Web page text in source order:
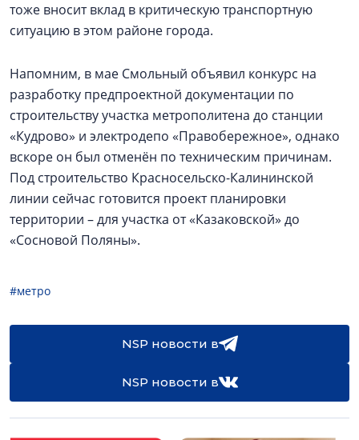
тоже вносит вклад в критическую транспортную
ситуацию в этом районе города.
Напомним, в мае Смольный объявил конкурс на
разработку предпроектной документации по
строительству участка метрополитена до станции
«Кудрово» и электродепо «Правобережное», однако
вскоре он был отменён по техническим причинам.
Под строительство Красносельско-Калининской
линии сейчас готовится проект планировки
территории – для участка от «Казаковской» до
«Сосновой Поляны».
#метро
NSP новости в
NSP новости в